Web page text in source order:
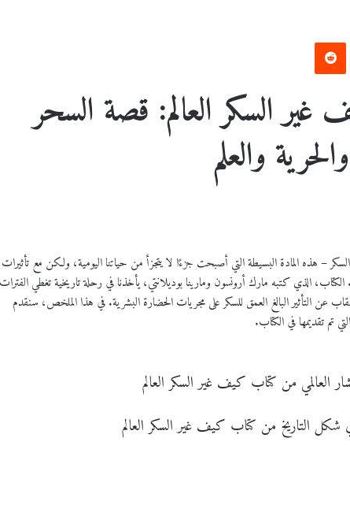
ر
س
R
e
d
i
t
السكر العالم: قصة السحر
والعلم
– هذه المادة البسيطة التي أصبحت جزءًا لا يتجزأ من حياتنا اليومية، ولكن مع تأثيرات
الكتاب، الذي كتبه مارك أرونسون ومارينا بوديلانتي، يأخذنا في رحلة تاريخية تغطي الفترات
عن التأثير البالغ العمق للسكر على مجريات الحضارة البشرية. في هذا الملخص، سنقدم
تم تقديمها في الكتاب.
العالمي من كتاب كيف غير السكر العالم
شكل التاريخ من كتاب كيف غير السكر العالم